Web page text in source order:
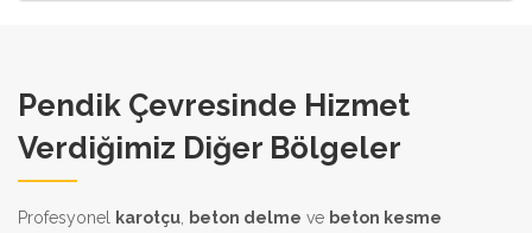
Pendik Çevresinde Hizmet
Verdiğimiz Diğer Bölgeler
Profesyonel karotçu beton delme ve beton kesme